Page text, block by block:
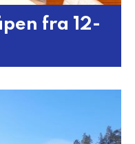
fra 12-